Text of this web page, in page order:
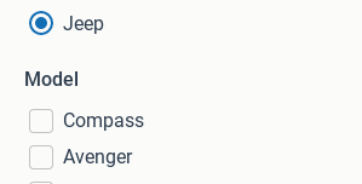
Jeep
Model
Compass
Avenger